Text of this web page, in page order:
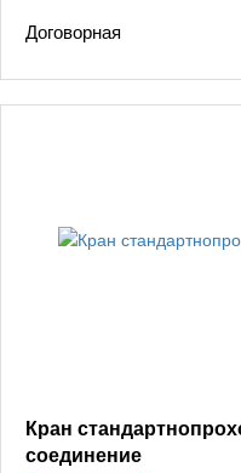
Договорная
Кран
соединение